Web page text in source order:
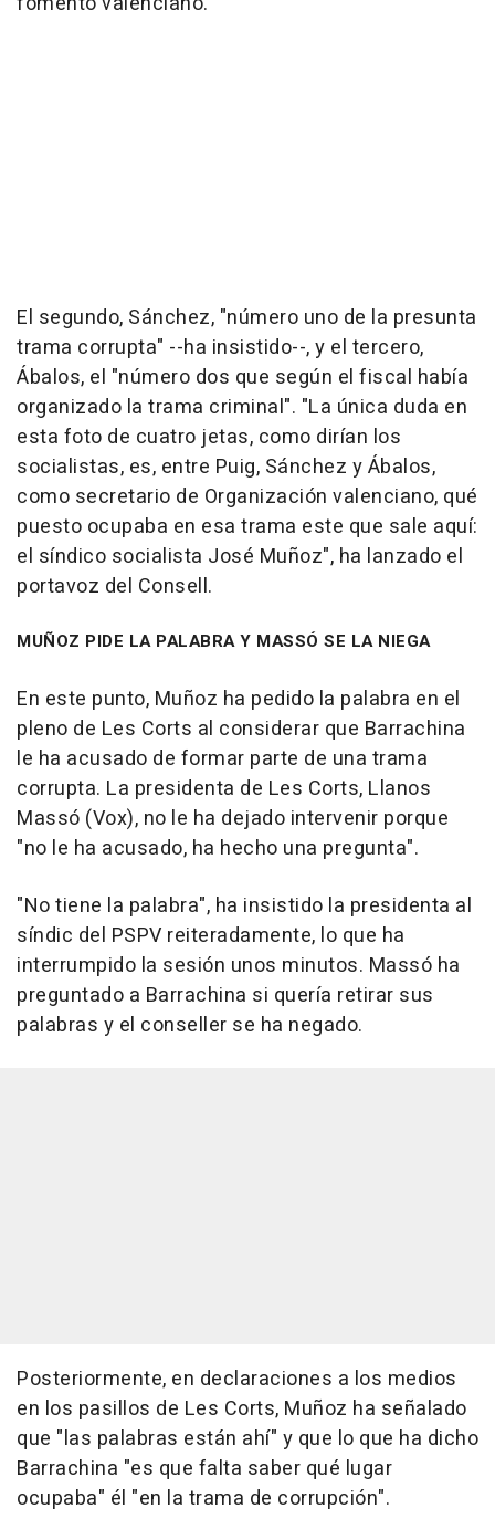
El segundo, Sánchez, "número uno de la presunta
trama corrupta" --ha insistido--, y el tercero,
Ábalos, el "número dos que según el fiscal había
organizado la trama criminal". "La única duda en
esta foto de cuatro jetas, como dirían los
socialistas, es, entre Puig, Sánchez y Ábalos,
como secretario de Organización valenciano, qué
puesto ocupaba en esa trama este que sale aquí:
el síndico socialista José Muñoz", ha lanzado el
portavoz del Consell.
MUÑOZ PIDE LA PALABRA Y MASSÓ SE LA NIEGA
En este punto, Muñoz ha pedido la palabra en el
pleno de Les Corts al considerar que Barrachina
le ha acusado de formar parte de una trama
corrupta. La presidenta de Les Corts, Llanos
Massó (Vox), no le ha dejado intervenir porque
"no le ha acusado, ha hecho una pregunta".
"No tiene la palabra", ha insistido la presidenta al
síndic del PSPV reiteradamente, lo que ha
interrumpido la sesión unos minutos. Massó ha
preguntado a Barrachina si quería retirar sus
palabras y el conseller se ha negado.
Posteriormente, en declaraciones a los medios
en los pasillos de Les Corts, Muñoz ha señalado
que "las palabras están ahí" y que lo que ha dicho
Barrachina "es que falta saber qué lugar
ocupaba" él "en la trama de corrupción".